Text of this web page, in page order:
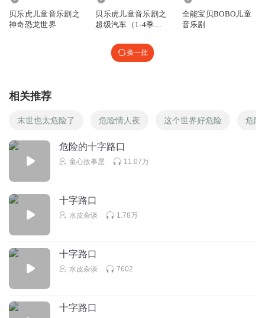
贝乐虎儿童音乐剧之
神奇恐龙世界
贝乐虎儿童音乐剧之
超级汽车（1-4季动
全能宝贝BOBO儿童
音乐剧
换一批
相关推荐
末世也太危险了 危险情人夜 这个世界好危险 危险
危险的十字路口
童心故事屋 11.07万
十字路口
水皮杂谈 1.78万
十字路口
水皮杂谈 7602
十字路口